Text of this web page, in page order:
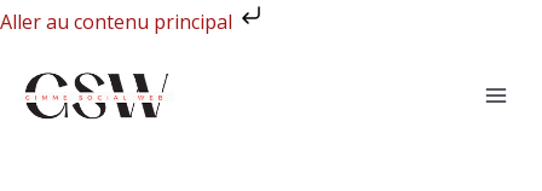
Aller au contenu principal
Aller
contenu